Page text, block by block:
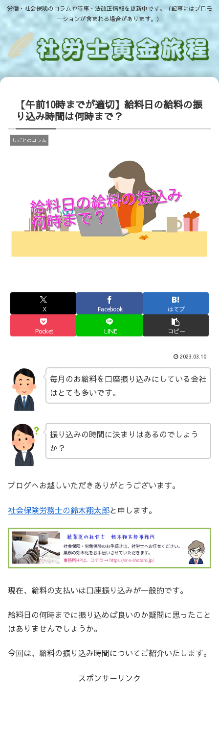
労働・社会保険のコラムや時事・法改正情報を更新中です。（記事にはプロモ
ーションが含まれる場合があります。）
【午前10時までが適切】給料日の給料の振
り込み時間は何時まで？
しごとのコラム
X Facebook はてブ
Pocket LINE コピー
2023.03.10
毎月のお給料を口座振り込みにしている会社
はとても多いです。
振り込みの時間に決まりはあるのでしょう
か？
ブログへお越しいただきありがとうございます。
社会保険労務士の鈴木翔太郎と申します。
現在、給料の支払いは口座振り込みが一般的です。
給料日の何時までに振り込めば良いのか疑問に思ったこと
はありませんでしょうか。
今回は、給料の振り込み時間についてご紹介いたします。
スポンサーリンク